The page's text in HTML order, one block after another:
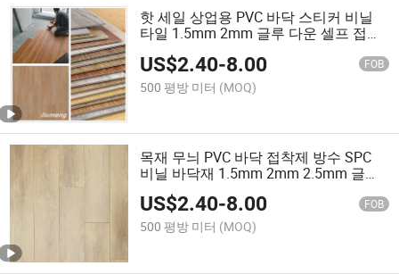
핫 세일 상업용 PVC 바닥 스티커 비닐
타일 1.5mm 2mm 글루 다운 셀프 접착
플라스틱 시트 LVT 바닥재
US$2.40-8.00 FOB
500 평방 미터 (MOQ)
목재 무늬 PVC 바닥 접착제 방수 SPC
비닐 바닥재 1.5mm 2mm 2.5mm 글루
다운 드라이 백 LVT 바닥재 럭셔리 비닐
플랭크 바닥재
US$2.40-8.00 FOB
500 평방 미터 (MOQ)